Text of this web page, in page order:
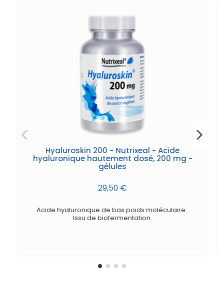
Hyaluroskin 200 - Nutrixeal - Acide
hyaluronique hautement dosé, 200 mg -
gélules
29,50 €
Acide hyaluronique de bas poids moléculaire.
Issu de biofermentation.